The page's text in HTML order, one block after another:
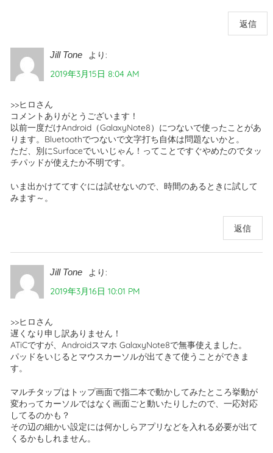
返信
Jill Tone
より:
2019年3月15日 8:04 AM
>>ヒロさん
コメントありがとうございます！
以前一度だけAndroid（GalaxyNote8）につないで使ったことがあ
ります。Bluetoothでつないで文字打ち自体は問題ないかと。
ただ、別にSurfaceでいいじゃん！ってことですぐやめたのでタッ
チパッドが使えたか不明です。
いま出かけててすぐには試せないので、時間のあるときに試して
みます～。
返信
Jill Tone
より:
2019年3月16日 10:01 PM
>>ヒロさん
遅くなり申し訳ありません！
ATiCですが、Androidスマホ GalaxyNote8で無事使えました。
パッドをいじるとマウスカーソルが出てきて使うことができま
す。
マルチタップはトップ画面で指二本で動かしてみたところ挙動が
変わってカーソルではなく画面ごと動いたりしたので、一応対応
してるのかも？
その辺の細かい設定には何かしらアプリなどを入れる必要が出て
くるかもしれません。